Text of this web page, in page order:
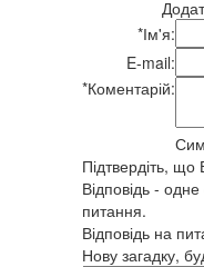
*Ім'я:
E-mail:
*Коментарій:
Підтвердіть,
Відповідь -
питання.
Відповідь на
Нову загадку,